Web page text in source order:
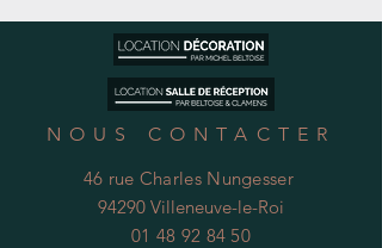
NOUS CONTACTER
46 rue Charles Nungesser
94290 Villeneuve-le-Roi
01 48 92 84 50